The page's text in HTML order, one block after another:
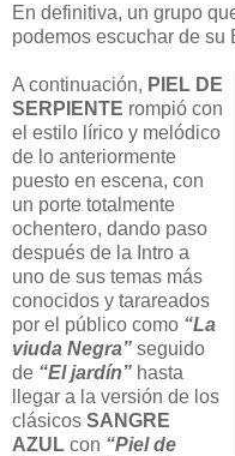
En definitiva, un grupo
podemos escuchar de su
A continuación, PIEL DE
SERPIENTE rompió con
el estilo lírico y melódico
de lo anteriormente
puesto en escena, con
un porte totalmente
ochentero, dando paso
después de la Intro a
uno de sus temas más
conocidos y tarareados
por el público como “La
viuda Negra” seguido
de “El jardín” hasta
llegar a la versión de los
clásicos SANGRE
AZUL con “Piel de